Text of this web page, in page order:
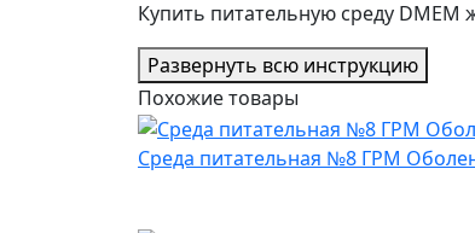
Купить питательную среду DMEM
Развернуть всю инструкцию
Похожие товары
Среда питательная №8 ГРМ